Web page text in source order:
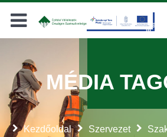
Keresés
Kezdőoldal Szervezet
MÉDIA